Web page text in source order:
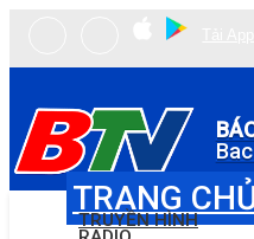
TRANG
TRUYỀN HÌNH